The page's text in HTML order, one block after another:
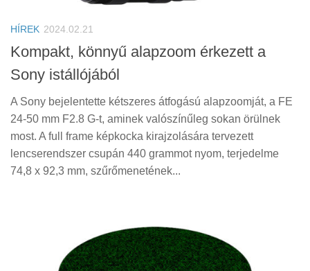
HÍREK 2024.02.21
Kompakt, könnyű alapzoom érkezett a
Sony istállójából
A Sony bejelentette kétszeres átfogású alapzoomját, a FE
24-50 mm F2.8 G-t, aminek valószínűleg sokan örülnek
most. A full frame képkocka kirajzolására tervezett
lencserendszer csupán 440 grammot nyom, terjedelme
74,8 x 92,3 mm, szűrőmenetének...